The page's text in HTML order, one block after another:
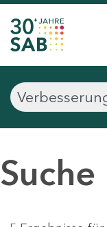
Suche